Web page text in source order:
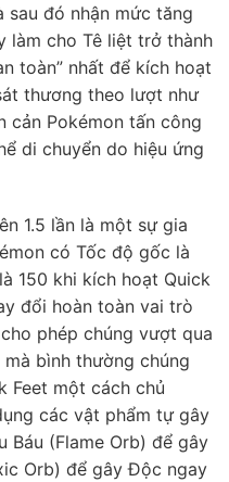
đó nhận mức tăng
làm cho Tê liệt trở thành
toàn” nhất để kích hoạt
thương theo lượt như
cản Pokémon tấn công
di chuyển do hiệu ứng
1.5 lần là một sự gia
có Tốc độ gốc là
150 khi kích hoạt Quick
đổi hoàn toàn vai trò
phép chúng vượt qua
bình thường chúng
Feet một cách chủ
các vật phẩm tự gây
Báu (Flame Orb) để gây
Orb) để gây Độc ngay